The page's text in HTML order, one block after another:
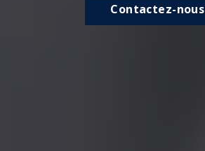
Contactez-nous